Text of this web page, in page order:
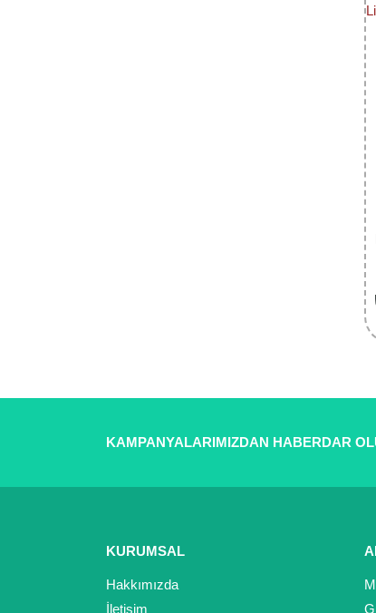
KAMPANYALARIMIZDAN HABERDAR
KURUMSAL
Hakkımızda
İletişim